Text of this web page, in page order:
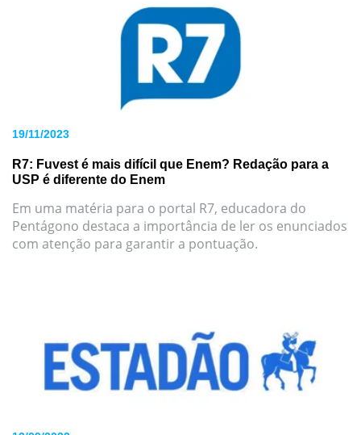
19/11/2023
R7: Fuvest é mais difícil que Enem? Redação para a
USP é diferente do Enem
Em uma matéria para o portal R7, educadora do
Pentágono destaca a importância de ler os enunciados
com atenção para garantir a pontuação.